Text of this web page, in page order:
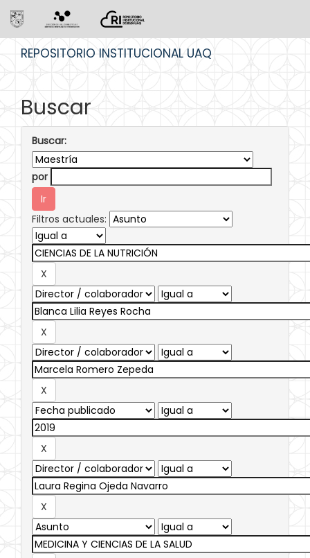
REPOSITORIO INSTITUCIONAL UAQ
Buscar
Buscar:
por
Filtros actuales: